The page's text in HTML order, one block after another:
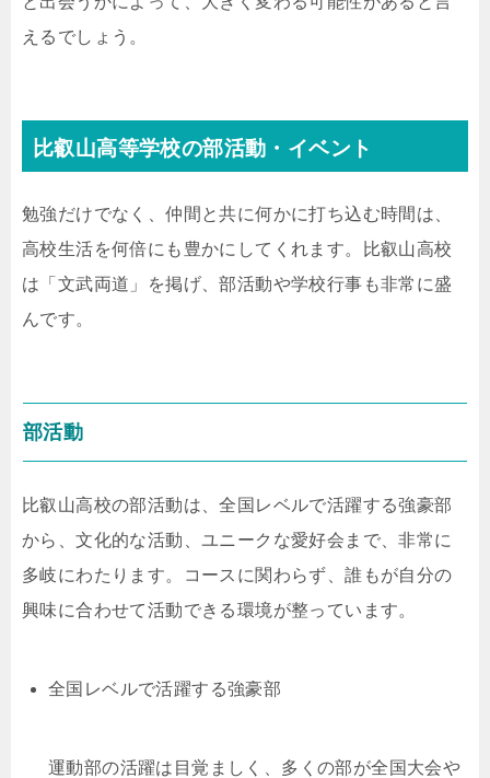
えるでしょう。
比叡山高等学校の部活動・イベント
勉強だけでなく、仲間と共に何かに打ち込む時間は、
高校生活を何倍にも豊かにしてくれます。比叡山高校
は「文武両道」を掲げ、部活動や学校行事も非常に盛
んです。
部活動
比叡山高校の部活動は、全国レベルで活躍する強豪部
から、文化的な活動、ユニークな愛好会まで、非常に
多岐にわたります。コースに関わらず、誰もが自分の
興味に合わせて活動できる環境が整っています。
全国レベルで活躍する強豪部
運動部の活躍は目覚ましく、多くの部が全国大会や